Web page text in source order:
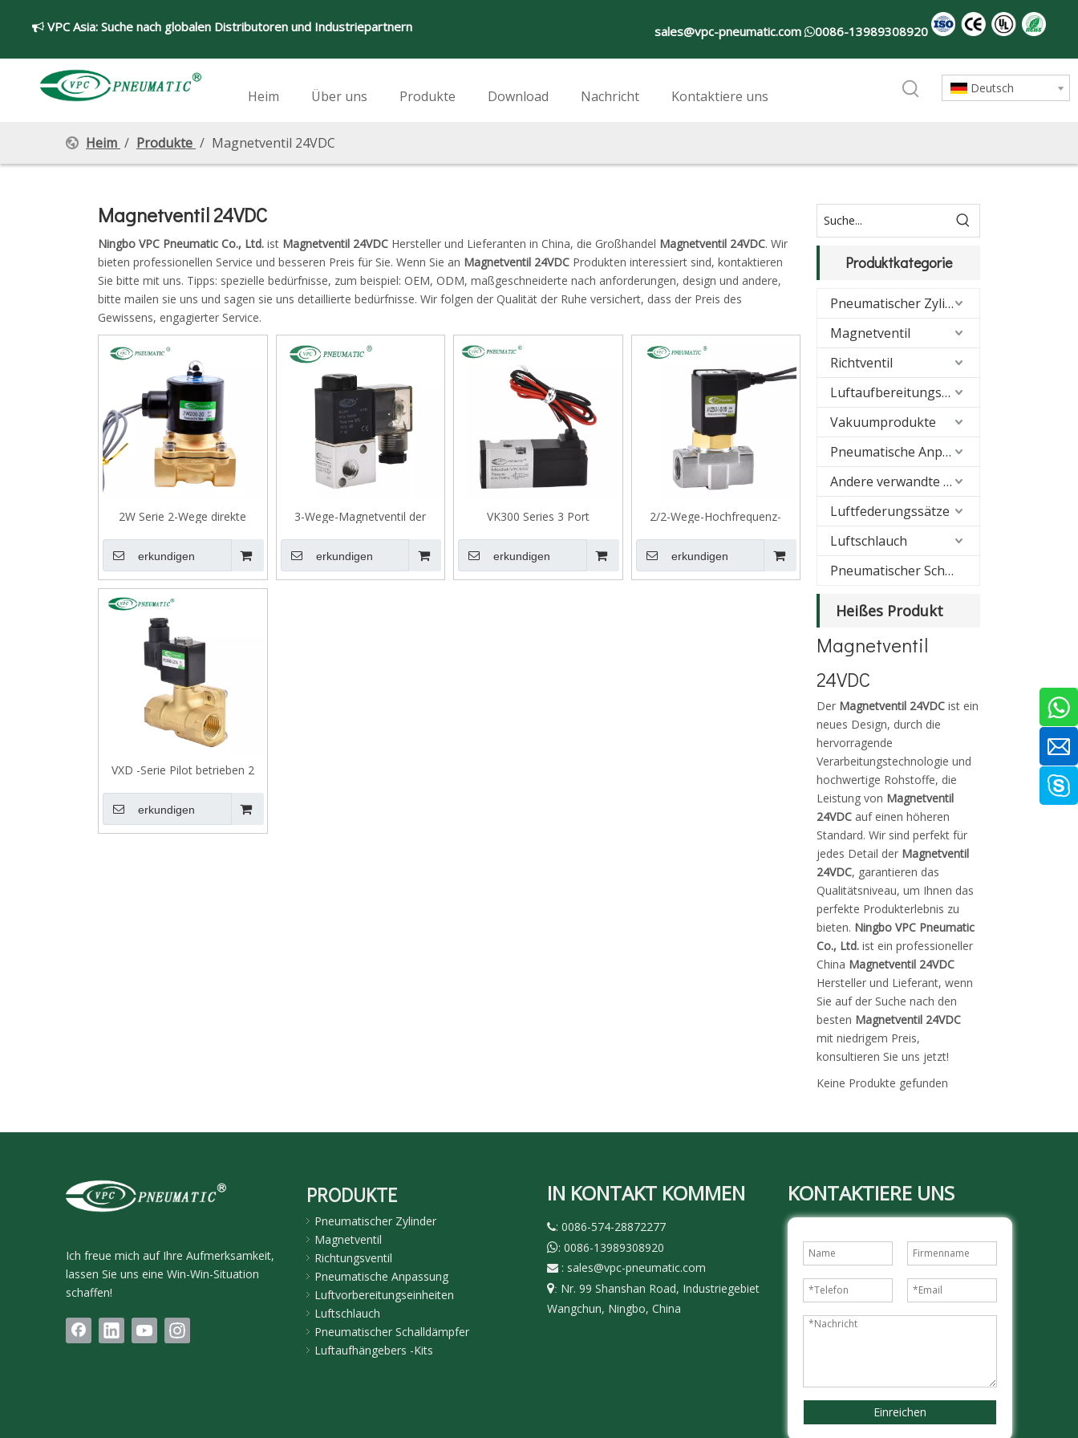
 VPC Asia: Suche nach globalen Distributoren und Industriepartnern sales@vpc-pneumatic.com 0086-13989308920
Heim Über uns Produkte Download Nachricht Kontaktiere uns Deutsch
Heim / Produkte / Magnetventil 24VDC
Magnetventil 24VDC
Ningbo VPC Pneumatic Co., Ltd. ist Magnetventil 24VDC Hersteller und Lieferanten in China, die Großhandel Magnetventil 24VDC. Wir
bieten professionellen Service und besseren Preis für Sie. Wenn Sie an Magnetventil 24VDC Produkten interessiert sind, kontaktieren
Sie bitte mit uns. Tipps: spezielle bedürfnisse, zum beispiel: OEM, ODM, maßgeschneiderte nach anforderungen, design und andere,
bitte mailen sie uns und sagen sie uns detaillierte bedürfnisse. Wir folgen der Qualität der Ruhe versichert, dass der Preis des
Gewissens, engagierter Service.
2W Serie 2-Wege direkte
Öffnung, fliegende Leads-
Typen
erkundigen
3-Wege-Magnetventil der
erkundigen
VK300 Series 3 Port
operierter Papst
erkundigen
2/2-Wege-Hochfrequenz-
erkundigen
VXD -Serie Pilot betrieben 2
beheiztes Wasser
erkundigen
Produktkategorie
Pneumatischer Zylinder
Magnetventil
Richtventil
Luftaufbereitungseinheiten (FRL)
Vakuumprodukte
Pneumatische Anpassung
Andere verwandte Produkte
Luftfederungssätze
Luftschlauch
Pneumatischer Schalldämpfer
Heißes Produkt
Magnetventil
24VDC
Der Magnetventil 24VDC ist ein
neues Design, durch die
hervorragende
Verarbeitungstechnologie und
hochwertige Rohstoffe, die
Leistung von Magnetventil
24VDC auf einen höheren
Standard. Wir sind perfekt für
jedes Detail der Magnetventil
24VDC, garantieren das
Qualitätsniveau, um Ihnen das
perfekte Produkterlebnis zu
bieten. Ningbo VPC Pneumatic
Co., Ltd. ist ein professioneller
China Magnetventil 24VDC
Hersteller und Lieferant, wenn
Sie auf der Suche nach den
besten Magnetventil 24VDC
mit niedrigem Preis,
konsultieren Sie uns jetzt!
Keine Produkte gefunden
Ich freue mich auf Ihre Aufmerksamkeit,
lassen Sie uns eine Win-Win-Situation
schaffen!
PRODUKTE
Pneumatischer Zylinder
Magnetventil
Richtungsventil
Pneumatische Anpassung
Luftvorbereitungseinheiten
Luftschlauch
Pneumatischer Schalldämpfer
Luftaufhängebers -Kits
IN KONTAKT KOMMEN
: 0086-574-28872277
: 0086-13989308920
: sales@vpc-pneumatic.com
: Nr. 99 Shanshan Road, Industriegebiet
Wangchun, Ningbo, China
KONTAKTIERE UNS
Einreichen